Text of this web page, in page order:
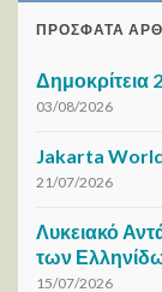
ΠΡΌΣΦΑΤΑ
Δημοκρίτεια
03/08/2026
Jakarta
21/07/2026
Λυκειακό
των
15/07/2026